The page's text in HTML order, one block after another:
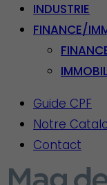
INDUSTRIE
FINANCE/
Guide CPF
Notre
Contact